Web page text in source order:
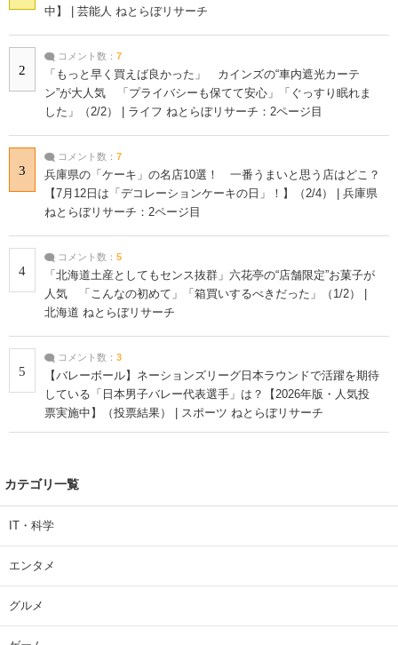
中】 | 芸能人 ねとらぼリサーチ
2
コメント数： 7
「もっと早く買えば良かった」 カインズの“車内遮光カーテ
ン”が大人気 「プライバシーも保てて安心」「ぐっすり眠れま
した」（2/2） | ライフ ねとらぼリサーチ：2ページ目
3
コメント数： 7
兵庫県の「ケーキ」の名店10選！ 一番うまいと思う店はどこ？
【7月12日は「デコレーションケーキの日」！】（2/4） | 兵庫県
ねとらぼリサーチ：2ページ目
4
コメント数： 5
「北海道土産としてもセンス抜群」六花亭の“店舗限定”お菓子が
人気 「こんなの初めて」「箱買いするべきだった」（1/2） |
北海道 ねとらぼリサーチ
5
コメント数： 3
【バレーボール】ネーションズリーグ日本ラウンドで活躍を期待
している「日本男子バレー代表選手」は？【2026年版・人気投
票実施中】（投票結果） | スポーツ ねとらぼリサーチ
カテゴリ一覧
IT・科学
エンタメ
グルメ